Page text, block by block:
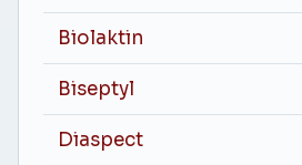
Biolaktin
Biseptyl
Diaspect